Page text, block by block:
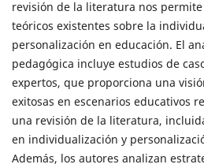
revisión de la literatura nos
teóricos existentes sobre la
personalización en educación. El
pedagógica incluye estudios de
expertos, que proporciona una
exitosas en escenarios educativos
una revisión de la literatura,
en individualización y
Además, los autores analizan